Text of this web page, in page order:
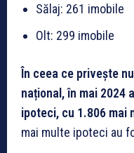
Sălaj: 261 imobile
Olt: 299 imobile
În ceea ce privește
național, în mai 2024
ipoteci, cu 1.806 mai
mai multe ipoteci au